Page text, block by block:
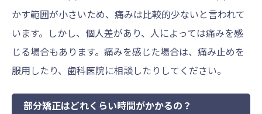
かす範囲が小さいため、痛みは比較的少ないと言われて
います。しかし、個人差があり、人によっては痛みを感
じる場合もあります。痛みを感じた場合は、痛み止めを
服用したり、歯科医院に相談したりしてください。
部分矯正はどれくらい時間がかかるの？